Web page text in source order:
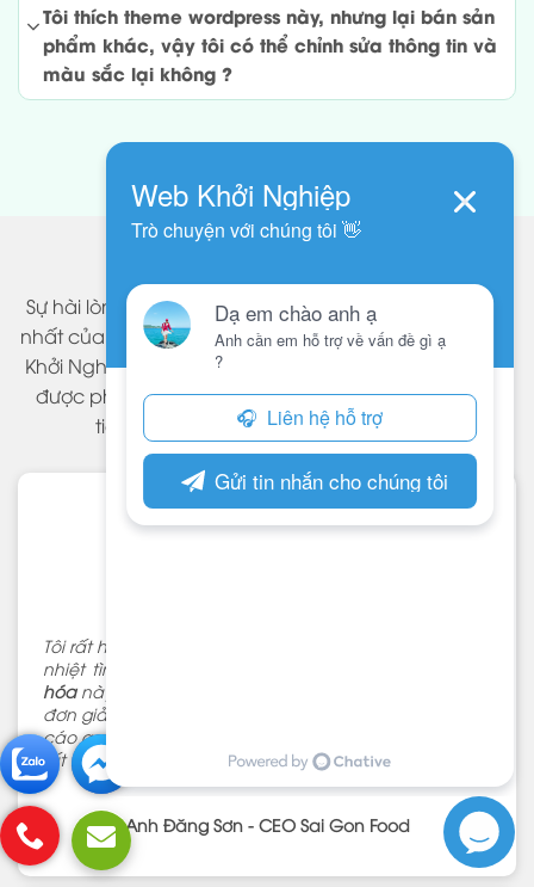
Tôi thích theme wordpress này, nhưng lại bán sản
phẩm khác, vậy tôi có thể chỉnh sửa thông tin và
màu sắc lại không ?
Sự hài lòng của khách hàng chính là thành công lớn
nhất của chúng tôi. Những themes wordpress do Web
Khởi Nghiệp làm ra mang lại hiệu quả & khách hàng
được phục vụ tận tình, cảm thấy hài lòng – là mục
tiêu mà Web Khởi Nghiệp hướng đến.
Tôi rất hài lòng với dịch vụ ở Web Khởi Nghiệp. Nhanh-
nhiệt tình-chi phí tốt. Nhờ
hóanày mà công việc thiết kế website của tôi trở nên
đơn giản hơn. Sau khi có website thì việc chạy quảng
cáo google, facebookcủa công ty linh hoạt hơn trước
rất nhiều.
Anh Đăng Sơn - CEO Sai Gon Food